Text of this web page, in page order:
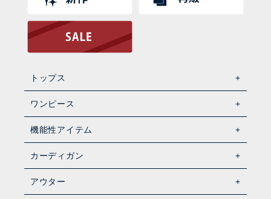
トップス
ワンピース
機能性アイテム
カーディガン
アウター